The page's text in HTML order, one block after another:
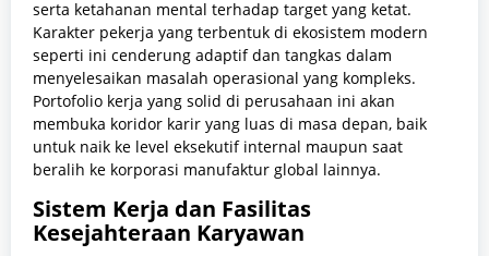
serta ketahanan mental terhadap target yang ketat.
Karakter pekerja yang terbentuk di ekosistem modern
seperti ini cenderung adaptif dan tangkas dalam
menyelesaikan masalah operasional yang kompleks.
Portofolio kerja yang solid di perusahaan ini akan
membuka koridor karir yang luas di masa depan, baik
untuk naik ke level eksekutif internal maupun saat
beralih ke korporasi manufaktur global lainnya.
Sistem Kerja dan Fasilitas
Kesejahteraan Karyawan